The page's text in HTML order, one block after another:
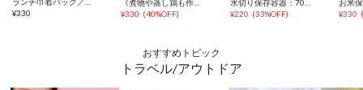
¥330
¥330 (40%OFF)
¥220 (33%OFF) ¥330
おすすめトピック
トラベル/アウトドア